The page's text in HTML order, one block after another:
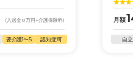
(入居金0万円 +介護保険料)
要介護1〜5 認知症可
月額
自立